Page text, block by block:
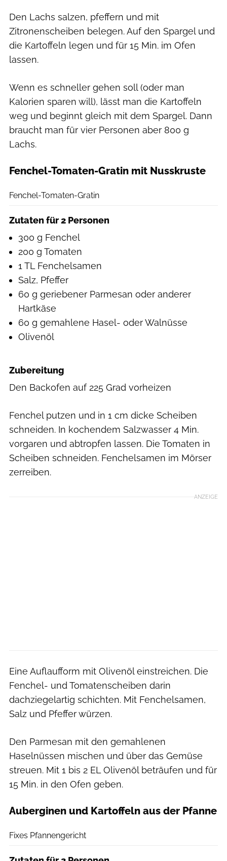
Den Lachs salzen, pfeffern und mit
Zitronenscheiben belegen. Auf den Spargel und
die Kartoffeln legen und für 15 Min. im Ofen
lassen.
Wenn es schneller gehen soll (oder man
Kalorien sparen will), lässt man die Kartoffeln
weg und beginnt gleich mit dem Spargel. Dann
braucht man für vier Personen aber 800 g
Lachs.
Fenchel-Tomaten-Gratin mit Nusskruste
Fenchel-Tomaten-Gratin
Zutaten für 2 Personen
300 g Fenchel
200 g Tomaten
1 TL Fenchelsamen
Salz, Pfeffer
60 g geriebener Parmesan oder anderer
Hartkäse
60 g gemahlene Hasel- oder Walnüsse
Olivenöl
Zubereitung
Den Backofen auf 225 Grad vorheizen
Fenchel putzen und in 1 cm dicke Scheiben
schneiden. In kochendem Salzwasser 4 Min.
vorgaren und abtropfen lassen. Die Tomaten in
Scheiben schneiden. Fenchelsamen im Mörser
zerreiben.
ANZEIGE
Eine Auflaufform mit Olivenöl einstreichen. Die
Fenchel- und Tomatenscheiben darin
dachziegelartig schichten. Mit Fenchelsamen,
Salz und Pfeffer würzen.
Den Parmesan mit den gemahlenen
Haselnüssen mischen und über das Gemüse
streuen. Mit 1 bis 2 EL Olivenöl beträufen und für
15 Min. in den Ofen geben.
Auberginen und Kartoffeln aus der Pfanne
hübsch anders
Fixes Pfannengericht